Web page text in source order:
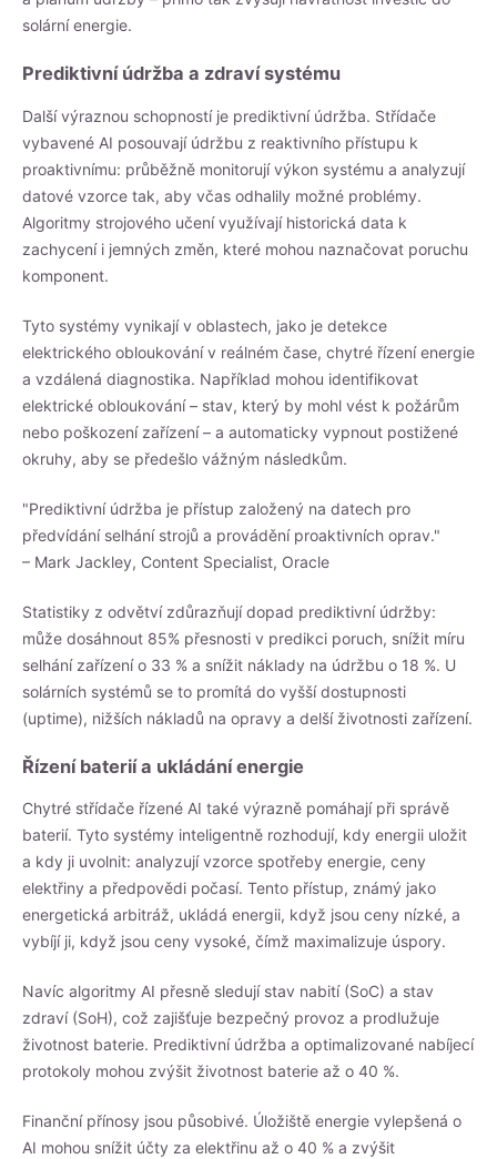
solární energie.
Prediktivní údržba a zdraví systému
Další výraznou schopností je prediktivní údržba. Střídače
vybavené AI posouvají údržbu z reaktivního přístupu k
proaktivnímu: průběžně monitorují výkon systému a analyzují
datové vzorce tak, aby včas odhalily možné problémy.
Algoritmy strojového učení využívají historická data k
zachycení i jemných změn, které mohou naznačovat poruchu
komponent.
Tyto systémy vynikají v oblastech, jako je detekce
elektrického obloukování v reálném čase, chytré řízení energie
a vzdálená diagnostika. Například mohou identifikovat
elektrické obloukování – stav, který by mohl vést k požárům
nebo poškození zařízení – a automaticky vypnout postižené
okruhy, aby se předešlo vážným následkům.
"Prediktivní údržba je přístup založený na datech pro
předvídání selhání strojů a provádění proaktivních oprav."
– Mark Jackley, Content Specialist, Oracle
Statistiky z odvětví zdůrazňují dopad prediktivní údržby:
může dosáhnout 85% přesnosti v predikci poruch, snížit míru
selhání zařízení o 33 % a snížit náklady na údržbu o 18 %. U
solárních systémů se to promítá do vyšší dostupnosti
(uptime), nižších nákladů na opravy a delší životnosti zařízení.
Řízení baterií a ukládání energie
Chytré střídače řízené AI také výrazně pomáhají při správě
baterií. Tyto systémy inteligentně rozhodují, kdy energii uložit
a kdy ji uvolnit: analyzují vzorce spotřeby energie, ceny
elektřiny a předpovědi počasí. Tento přístup, známý jako
energetická arbitráž, ukládá energii, když jsou ceny nízké, a
vybíjí ji, když jsou ceny vysoké, čímž maximalizuje úspory.
Navíc algoritmy AI přesně sledují stav nabití (SoC) a stav
zdraví (SoH), což zajišťuje bezpečný provoz a prodlužuje
životnost baterie. Prediktivní údržba a optimalizované nabíjecí
protokoly mohou zvýšit životnost baterie až o 40 %.
Finanční přínosy jsou působivé. Úložiště energie vylepšená o
AI mohou snížit účty za elektřinu až o 40 % a zvýšit